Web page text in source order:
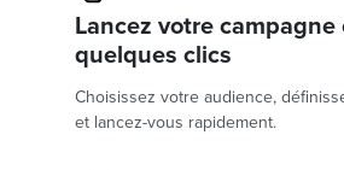
Lancez votre campagne
quelques clics
Choisissez votre audience,
et lancez-vous rapidement.